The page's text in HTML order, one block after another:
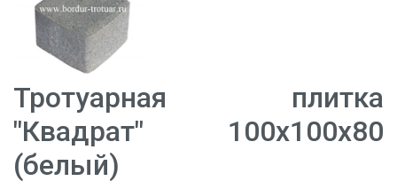
Тротуарная плитка
"Квадрат" 100х100х80
(белый)